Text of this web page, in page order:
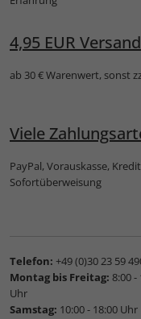
4,95 EUR Versand
ab 30 € Warenwert, sonst
Viele
PayPal, Vorauskasse,
Sofortüberweisung
Telefon: +49 (0)30 23 59
Montag bis Freitag: 8:00 -
Uhr
Samstag: 10:00 - 18:00 Uhr